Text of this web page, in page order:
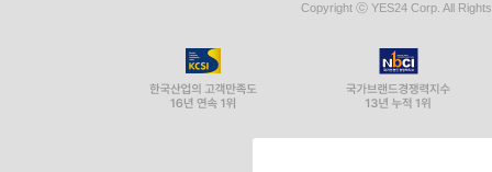
Copyright ⓒ YES24 Corp. All